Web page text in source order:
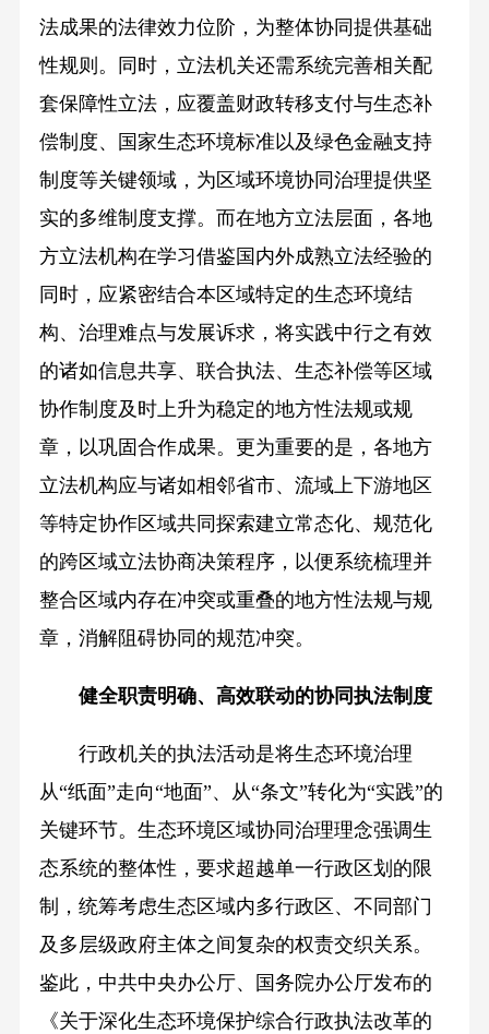
法成果的法律效力位阶，为整体协同提供基础
性规则。同时，立法机关还需系统完善相关配
套保障性立法，应覆盖财政转移支付与生态补
偿制度、国家生态环境标准以及绿色金融支持
制度等关键领域，为区域环境协同治理提供坚
实的多维制度支撑。而在地方立法层面，各地
方立法机构在学习借鉴国内外成熟立法经验的
同时，应紧密结合本区域特定的生态环境结
构、治理难点与发展诉求，将实践中行之有效
的诸如信息共享、联合执法、生态补偿等区域
协作制度及时上升为稳定的地方性法规或规
章，以巩固合作成果。更为重要的是，各地方
立法机构应与诸如相邻省市、流域上下游地区
等特定协作区域共同探索建立常态化、规范化
的跨区域立法协商决策程序，以便系统梳理并
整合区域内存在冲突或重叠的地方性法规与规
章，消解阻碍协同的规范冲突。
健全职责明确、高效联动的协同执法制度
行政机关的执法活动是将生态环境治理
从“纸面”走向“地面”、从“条文”转化为“实践”的
关键环节。生态环境区域协同治理理念强调生
态系统的整体性，要求超越单一行政区划的限
制，统筹考虑生态区域内多行政区、不同部门
及多层级政府主体之间复杂的权责交织关系。
鉴此，中共中央办公厅、国务院办公厅发布的
《关于深化生态环境保护综合行政执法改革的